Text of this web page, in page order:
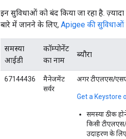
इन सुविधाओं को बंद किया जा रहा है.
बारे में जानने के लिए, Apigee की सुविधाओं
समस्या
आईडी
कॉम्पोनेंट
का नाम
ब्यौरा
67144436
मैनेजमेंट
सर्वर
अगर टीएलएस/
Get a Keystore
समस्या ठीक
किसी टीएलएस/
उदाहरण के